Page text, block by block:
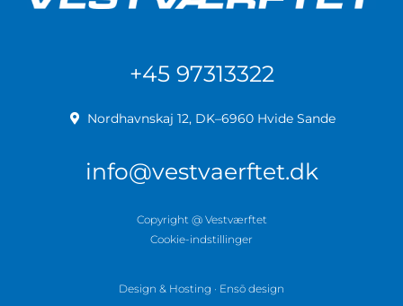
+45 97313322
Nordhavnskaj 12, DK–6960 Hvide Sande
info@vestvaerftet.dk
Copyright @ Vestværftet
Cookie-indstillinger
Design & Hosting · Ensō design